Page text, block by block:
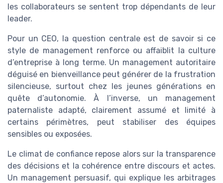
les collaborateurs se sentent trop dépendants de leur
leader.
Pour un CEO, la question centrale est de savoir si ce
style de management renforce ou affaiblit la culture
d’entreprise à long terme. Un management autoritaire
déguisé en bienveillance peut générer de la frustration
silencieuse, surtout chez les jeunes générations en
quête d’autonomie. À l’inverse, un management
paternaliste adapté, clairement assumé et limité à
certains périmètres, peut stabiliser des équipes
sensibles ou exposées.
Le climat de confiance repose alors sur la transparence
des décisions et la cohérence entre discours et actes.
Un management persuasif, qui explique les arbitrages